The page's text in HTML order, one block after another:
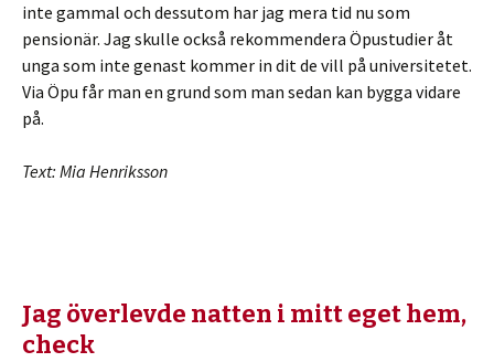
inte gammal och dessutom har jag mera tid nu som
pensionär. Jag skulle också rekommendera Öpustudier åt
unga som inte genast kommer in dit de vill på universitetet.
Via Öpu får man en grund som man sedan kan bygga vidare
på.
Text: Mia Henriksson
Jag överlevde natten i mitt eget hem,
check